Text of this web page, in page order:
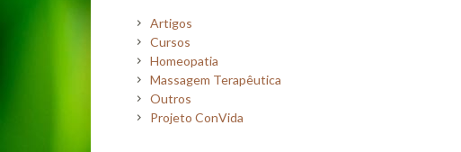
Artigos
Cursos
Homeopatia
Massagem Terapêutica
Outros
Projeto ConVida